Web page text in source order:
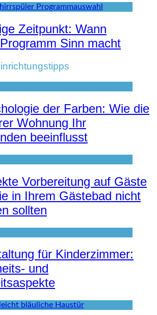
Zeitpunkt: Wann
Sinn macht
der Farben: Wie die
Wohnung Ihr
beeinflusst
Vorbereitung auf Gäste
in Ihrem Gästebad nicht
sollten
für Kinderzimmer:
und